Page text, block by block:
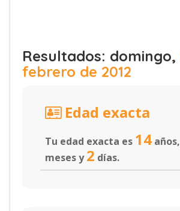
Resultados: domingo,
febrero de 2012
Edad exacta
Tu edad exacta es 14 años,
meses y2 días.